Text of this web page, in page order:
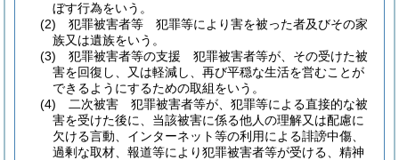
ぼす行為をいう。
(2)
犯罪被害者等 犯罪等により害を被った者及びその家
族又は遺族をいう。
(3)
犯罪被害者等の支援 犯罪被害者等が、その受けた被
害を回復し、又は軽減し、再び平穏な生活を営むことが
できるようにするための取組をいう。
(4)
二次被害 犯罪被害者等が、犯罪等による直接的な被
害を受けた後に、当該被害に係る他人の理解又は配慮に
欠ける言動、インターネット等の利用による誹謗中傷、
過剰な取材、報道等により犯罪被害者等が受ける、精神